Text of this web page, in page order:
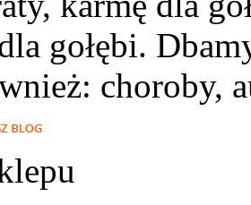
gołębi.
choroby,